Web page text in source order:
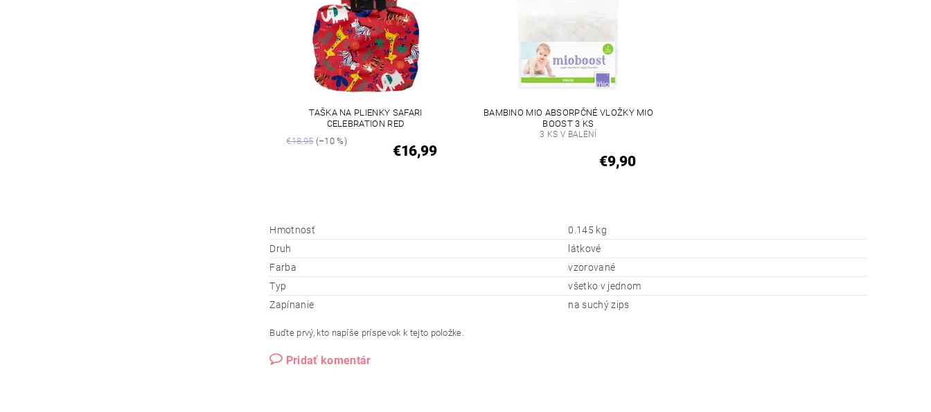
TAŠKA NA PLIENKY SAFARI
CELEBRATION RED
€18,95(–10 %)
€16,99
BAMBINO MIO ABSORPČNÉ VLOŽKY MIO
BOOST 3 KS
3 KS V BALENÍ
€9,90
Hmotnosť
0.145 kg
Druh
látkové
Farba
vzorované
Typ
všetko v jednom
Zapínanie
na suchý zips
Buďte prvý, kto napíše príspevok k tejto položke.
Pridať komentár